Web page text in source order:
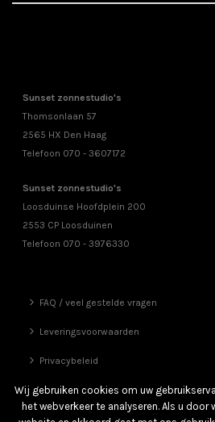
Sunset zonnestudio's
Thomsonlaan 57
2565 HX Den Haag
Telefoon 070 - 3607172
Sunset zonnestudio's
Loosduinse Hoofdplein 200
2553 CP Loosduinen
Telefoon 070 - 3976330
FAQ / veel gestelde vragen
Leveringsvoorwaarden
Privacybeleid
Vrienden
Wij gebruiken cookies om uw
het webverkeer te analyseren. Als u